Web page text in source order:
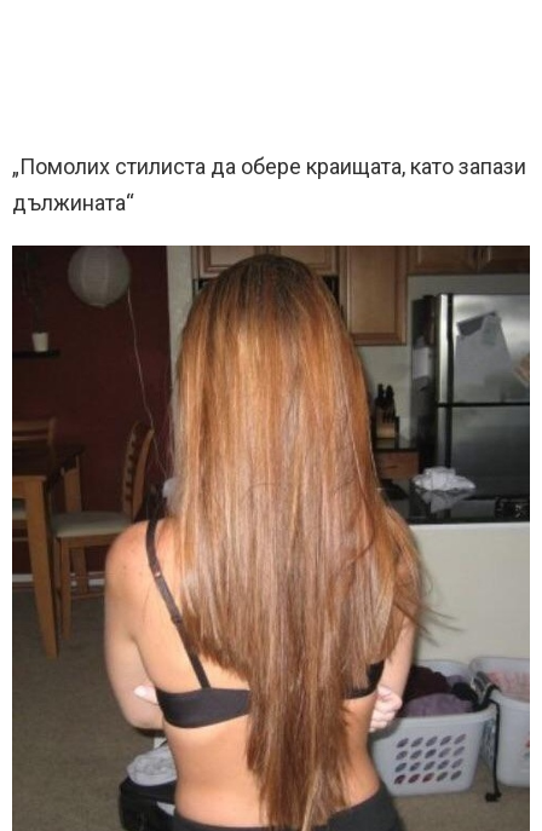
„Помолих стилиста да обере краищата, като запази
дължината“